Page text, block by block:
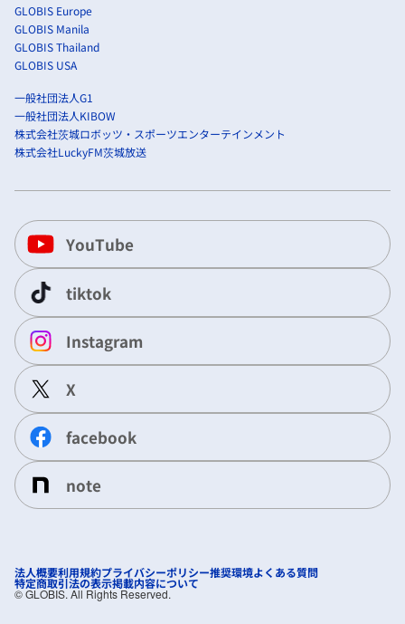
GLOBIS Europe
GLOBIS Manila
GLOBIS Thailand
GLOBIS USA
一般社団法人G1
一般社団法人KIBOW
株式会社茨城ロボッツ・スポーツエンターテインメント
株式会社LuckyFM茨城放送
YouTube
tiktok
Instagram
X
facebook
note
法人概要利用規約プライバシーポリシー推奨環境よくある質問
特定商取引法の表示掲載内容について
©︎ GLOBIS. All Rights Reserved.